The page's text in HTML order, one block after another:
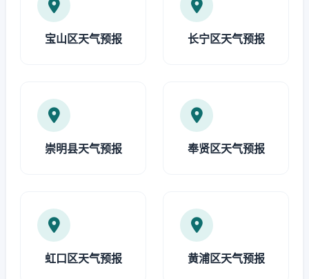
宝山区天气预报 长宁区天气预报
崇明县天气预报 奉贤区天气预报
虹口区天气预报 黄浦区天气预报